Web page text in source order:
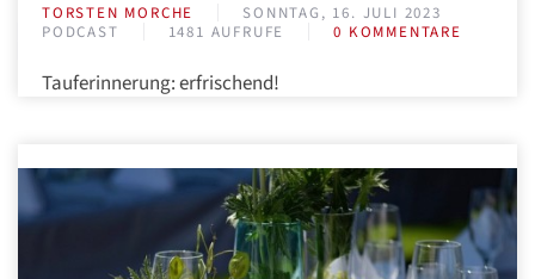
TORSTEN MORCHE
SONNTAG, 16. JULI 2023
PODCAST
1481 AUFRUFE 0 KOMMENTARE
Tauferinnerung: erfrischend!